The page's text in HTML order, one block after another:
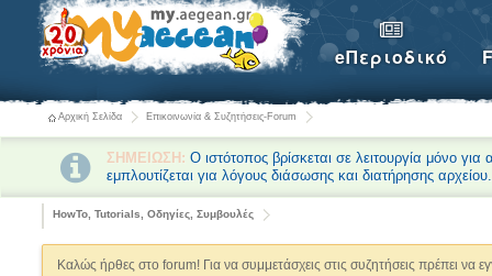
eΠεριοδικό
Αρχική Σελίδα Επικοινωνία & Συζητήσεις-Forum
ΣΗΜΕΙΩΣΗ: Ο ιστότοπος βρίσκεται σε λειτουργία μόνο
εμπλουτίζεται για λόγους διάσωσης και διατήρησης αρχείου.
HowTo, Tutorials, Οδηγίες, Συμβουλές
Καλώς ήρθες στο forum! Για να συμμετάσχεις στις συζητήσεις πρέπει να